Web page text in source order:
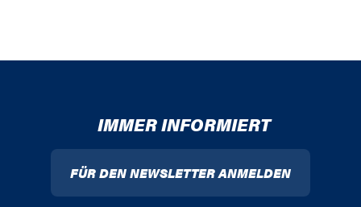
IMMER INFORMIERT
FÜR DEN NEWSLETTER ANMELDEN